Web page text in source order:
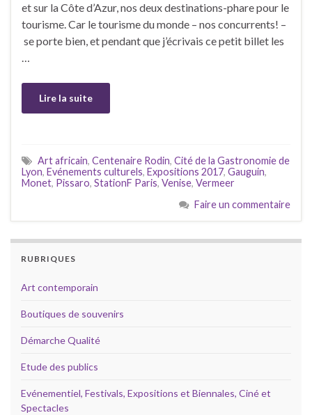
et sur la Côte d’Azur, nos deux destinations-phare pour le
tourisme. Car le tourisme du monde – nos concurrents! –
se porte bien, et pendant que j’écrivais ce petit billet les
…
Lire la suite
Art africain, Centenaire Rodin, Cité de la Gastronomie de
Lyon, Evénements culturels, Expositions 2017, Gauguin,
Monet, Pissaro, StationF Paris, Venise, Vermeer
Faire un commentaire
RUBRIQUES
Art contemporain
Boutiques de souvenirs
Démarche Qualité
Etude des publics
Evénementiel, Festivals, Expositions et Biennales, Ciné et
Spectacles